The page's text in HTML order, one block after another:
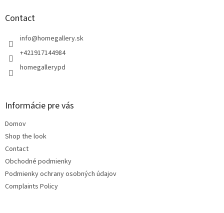
Contact
info@homegallery.sk
+421917144984
homegallerypd
Informácie pre vás
Domov
Shop the look
Contact
Obchodné podmienky
Podmienky ochrany osobných údajov
Complaints Policy